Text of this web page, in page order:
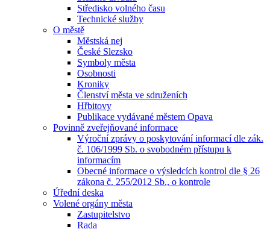
Středisko volného času
Technické služby
O městě
Městská nej
České Slezsko
Symboly města
Osobnosti
Kroniky
Členství města ve sdruženích
Hřbitovy
Publikace vydávané městem Opava
Povinně zveřejňované informace
Výroční zprávy o poskytování informací dle zák.
č. 106/1999 Sb. o svobodném přístupu k
informacím
Obecné informace o výsledcích kontrol dle § 26
zákona č. 255/2012 Sb., o kontrole
Úřední deska
Volené orgány města
Zastupitelstvo
Rada